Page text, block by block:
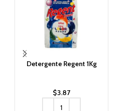
Detergente Regent 1Kg
$3.87